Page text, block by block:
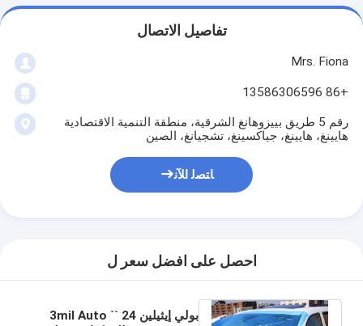
تفاصيل الاتصال
Mrs. Fiona
+86 13586306596
رقم 5 طريق بييزوهانغ الشرقية، منطقة التنمية الاقتصادية
هايينغ، هايينغ، جياكسينغ، تشجيانغ، الصين
ﺎﺘﺼﻟ ﺍﻶﻧ
احصل على افضل سعر ل
بولي إيثيلين 24 `` 3mil Auto